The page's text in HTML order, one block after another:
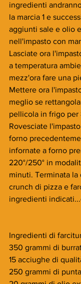
ingredienti
la marcia 1 e
aggiunti sale e olio
nell'impasto con
Lasciate ora
a temperatura
mezz'ora fare una
Mettere ora
meglio se
pellicola in frigo per
Rovesciate
forno
infornate a forno
220°/250° in
minuti. Terminata
crunch di pizza e
ingredienti
Ingredienti di
350 grammi di
15 acciughe di
250 grammi di